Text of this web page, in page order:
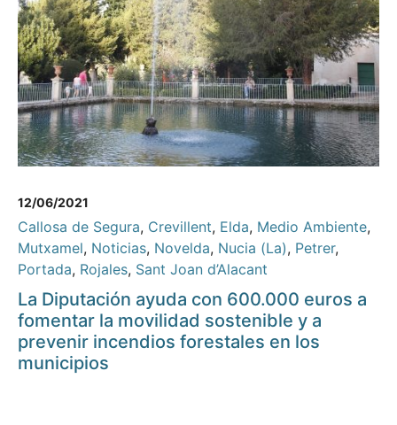
12/06/2021
Callosa de Segura, Crevillent, Elda, Medio Ambiente,
Mutxamel, Noticias, Novelda, Nucia (La), Petrer,
Portada, Rojales, Sant Joan d’Alacant
La Diputación ayuda con 600.000 euros a
fomentar la movilidad sostenible y a
prevenir incendios forestales en los
municipios